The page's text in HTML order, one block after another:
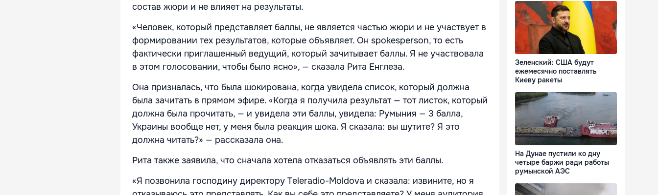
состав жюри и не влияет на результаты.
«Человек, который представляет баллы, не является частью жюри и не участвует в
формировании тех результатов, которые объявляет. Он spokesperson, то есть
фактически приглашенный ведущий, который зачитывает баллы. Я не участвовала
в этом голосовании, чтобы было ясно», — сказала Рита Енглеза.
Она призналась, что была шокирована, когда увидела список, который должна
была зачитать в прямом эфире. «Когда я получила результат — тот листок, который
должна была прочитать, — и увидела эти баллы, увидела: Румыния — 3 балла,
Украины вообще нет, у меня была реакция шока. Я сказала: вы шутите? Я это
должна читать?» — рассказала она.
Рита также заявила, что сначала хотела отказаться объявлять эти баллы.
«Я позвонила господину директору Teleradio-Moldova и сказала: извините, но я
Зеленский: США будут
ежемесячно поставлять
Киеву ракеты
На Дунае пустили ко дну
четыре баржи ради работы
румынской АЭС